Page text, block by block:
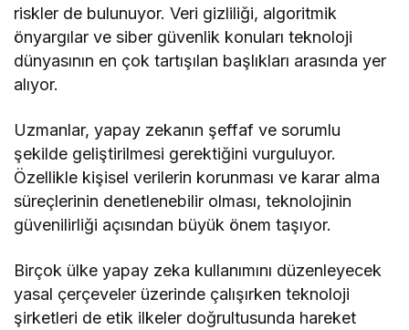
riskler de bulunuyor. Veri gizliliği, algoritmik
önyargılar ve siber güvenlik konuları teknoloji
dünyasının en çok tartışılan başlıkları arasında yer
alıyor.
Uzmanlar, yapay zekanın şeffaf ve sorumlu
şekilde geliştirilmesi gerektiğini vurguluyor.
Özellikle kişisel verilerin korunması ve karar alma
süreçlerinin denetlenebilir olması, teknolojinin
güvenilirliği açısından büyük önem taşıyor.
Birçok ülke yapay zeka kullanımını düzenleyecek
yasal çerçeveler üzerinde çalışırken teknoloji
şirketleri de etik ilkeler doğrultusunda hareket